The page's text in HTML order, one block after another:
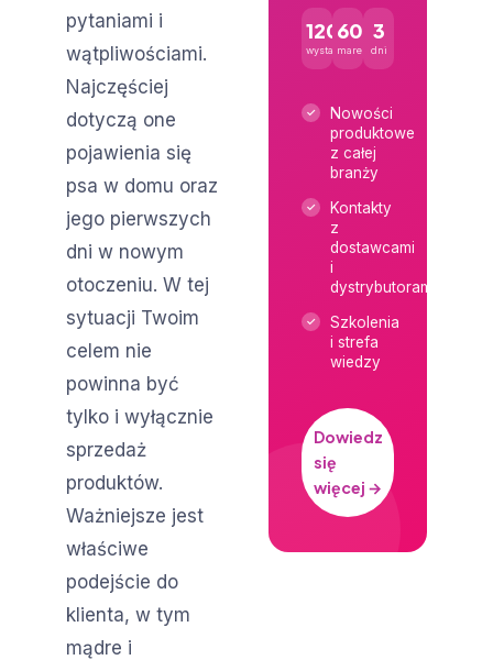
pytaniami i
wątpliwościami.
Najczęściej
dotyczą one
pojawienia się
psa w domu oraz
jego pierwszych
dni w nowym
otoczeniu. W tej
sytuacji Twoim
celem nie
powinna być
tylko i wyłącznie
sprzedaż
produktów.
Ważniejsze jest
właściwe
podejście do
klienta, w tym
mądre i
120+
wystawców
600+
marek
3
dni
Nowości
produktowe
z całej
branży
Kontakty
z
dostawcami
i
dystrybutorami
Szkolenia
i strefa
wiedzy
Dowiedz
się
więcej →